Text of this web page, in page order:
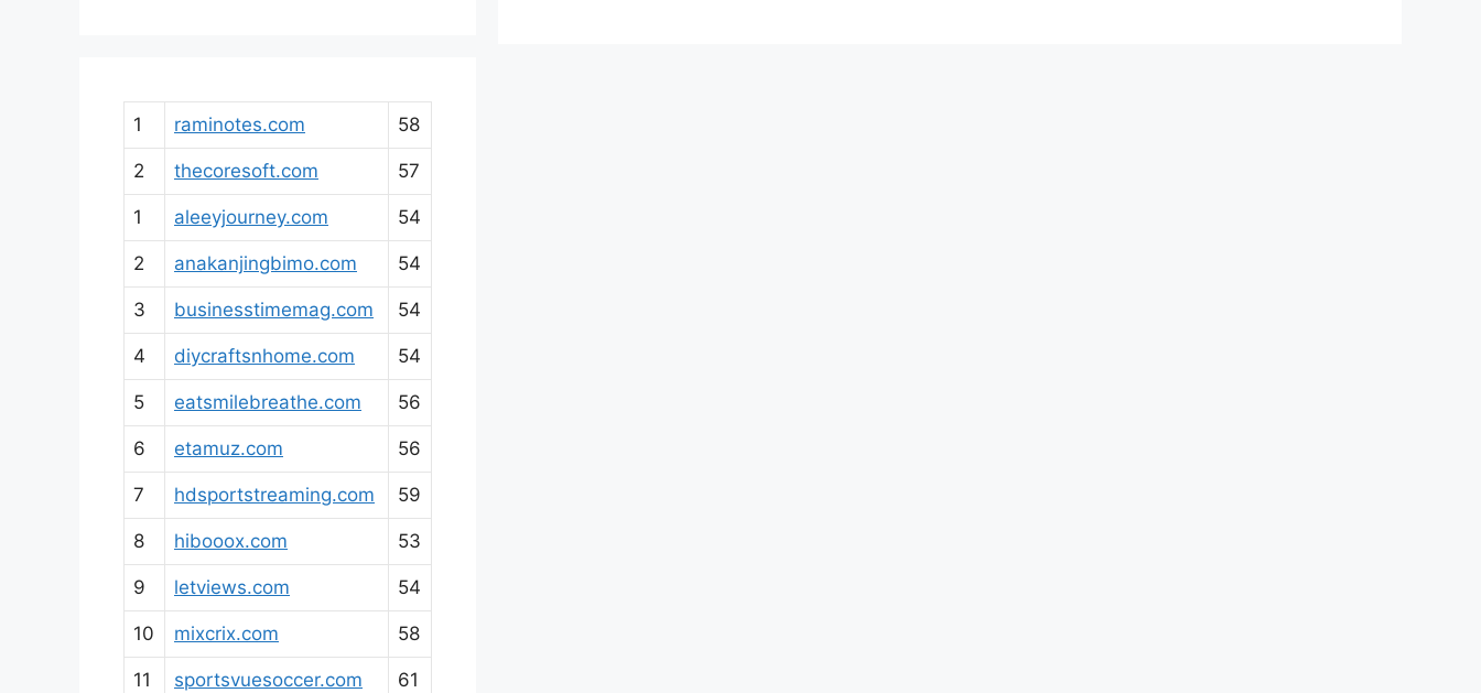
1 raminotes.com 58
2 thecoresoft.com 57
1 aleeyjourney.com 54
2 anakanjingbimo.com 54
3 businesstimemag.com 54
4 diycraftsnhome.com 54
5 eatsmilebreathe.com 56
6 etamuz.com 56
7 hdsportstreaming.com 59
8 hibooox.com 53
9 letviews.com 54
10 mixcrix.com 58
11 sportsvuesoccer.com 61